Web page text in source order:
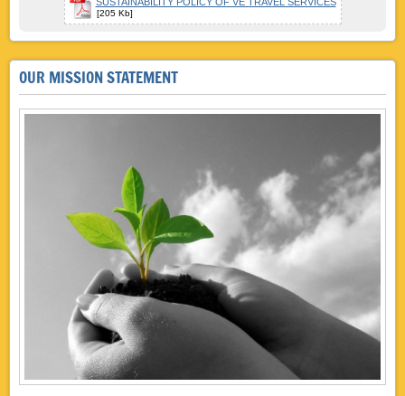
[205 Kb]
OUR MISSION STATEMENT